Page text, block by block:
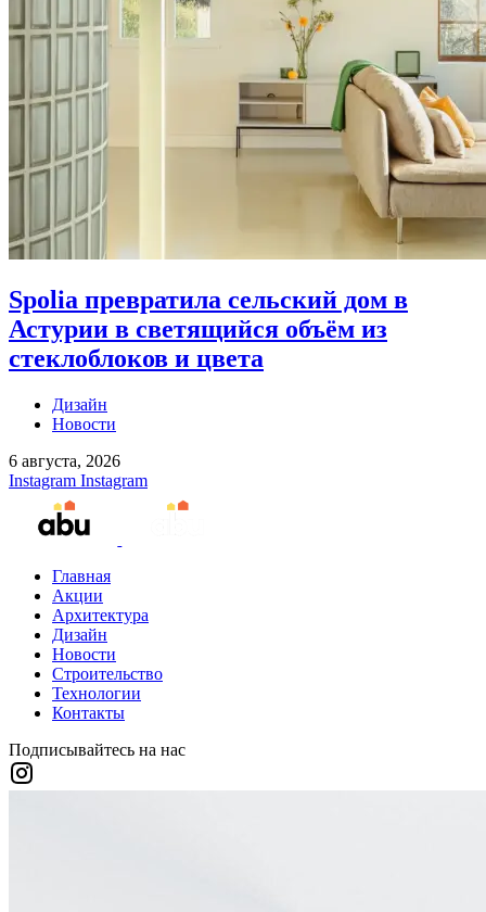
Spolia превратила сельский дом в
Астурии в светящийся объём из
стеклоблоков и цвета
Дизайн
Новости
6 августа, 2026
Instagram Instagram
Главная
Акции
Архитектура
Дизайн
Новости
Строительство
Технологии
Контакты
Подписывайтесь на нас